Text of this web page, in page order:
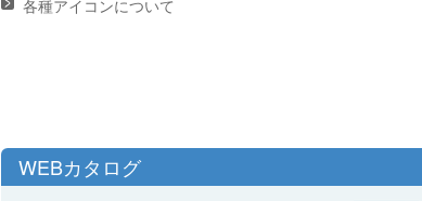
各種アイコンについて
WEBカタログ